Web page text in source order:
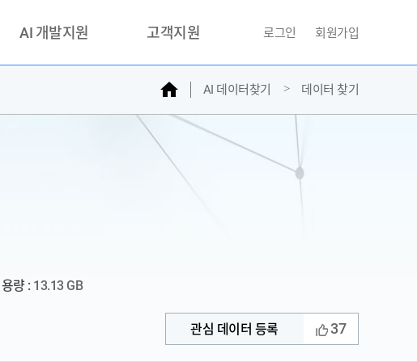
AI 개발지원 고객지원
문의하기
자주찾는질문
민원접수
AI데이터등록신청
로그인 회원가입
홈 AI 데이터찾기 데이터 찾기
용량 : 13.13 GB
관심 데이터 등록 37